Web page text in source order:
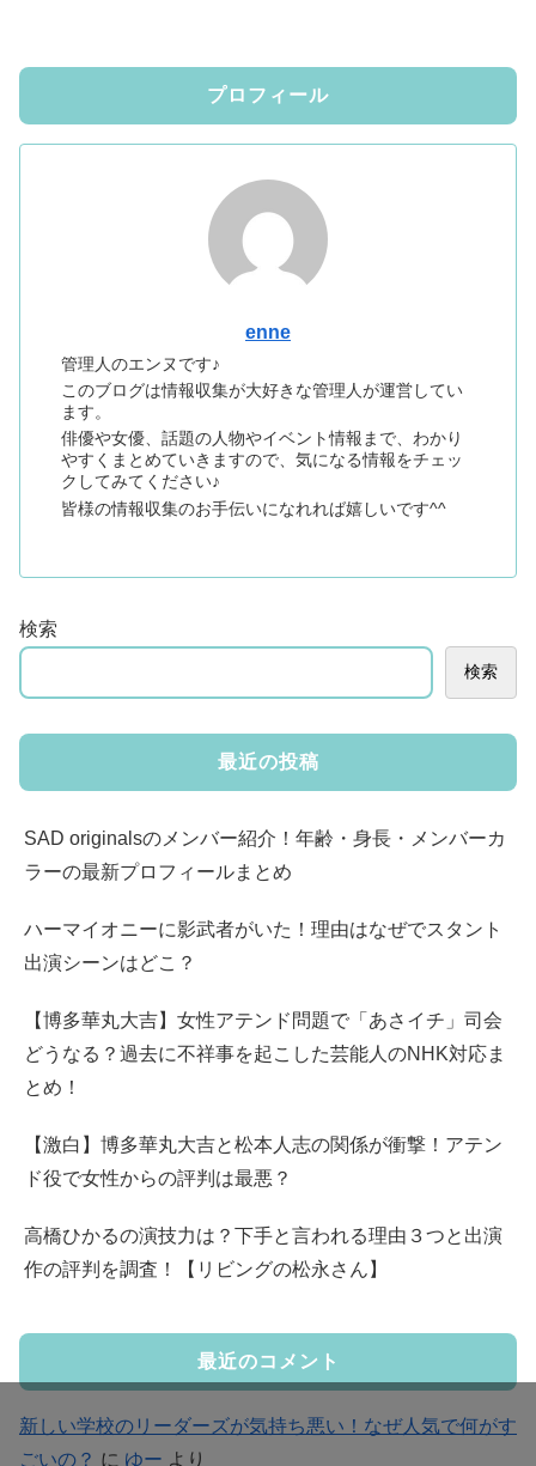
プロフィール
enne
管理人のエンヌです♪
このブログは情報収集が大好きな管理人が運営してい
ます。
俳優や女優、話題の人物やイベント情報まで、わかり
やすくまとめていきますので、気になる情報をチェッ
クしてみてください♪
皆様の情報収集のお手伝いになれれば嬉しいです^^
検索
検索
最近の投稿
SAD originalsのメンバー紹介！年齢・身長・メンバーカ
ラーの最新プロフィールまとめ
ハーマイオニーに影武者がいた！理由はなぜでスタント
出演シーンはどこ？
【博多華丸大吉】女性アテンド問題で「あさイチ」司会
どうなる？過去に不祥事を起こした芸能人のNHK対応ま
とめ！
【激白】博多華丸大吉と松本人志の関係が衝撃！アテン
ド役で女性からの評判は最悪？
高橋ひかるの演技力は？下手と言われる理由３つと出演
作の評判を調査！【リビングの松永さん】
最近のコメント
新しい学校のリーダーズが気持ち悪い！なぜ人気で何がす
ごいの？ に ゆー より